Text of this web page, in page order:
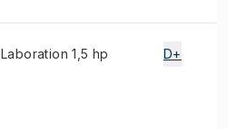
Laboration 1,5 hp D+